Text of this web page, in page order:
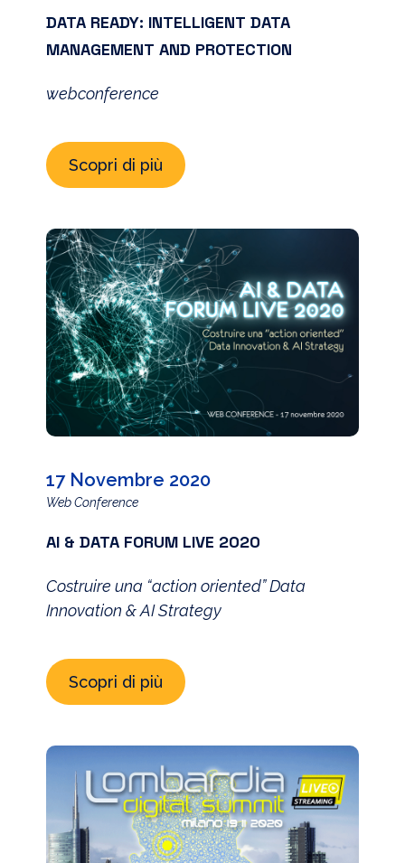
DATA READY: INTELLIGENT DATA
MANAGEMENT AND PROTECTION
webconference
Scopri di più
17 Novembre 2020
Web Conference
AI & DATA FORUM LIVE 2020
Costruire una “action oriented” Data
Innovation & AI Strategy
Scopri di più